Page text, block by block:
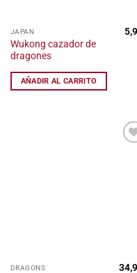
JAPAN
Wukong cazador de
dragones
AÑADIR AL CARRITO
DRAGONS